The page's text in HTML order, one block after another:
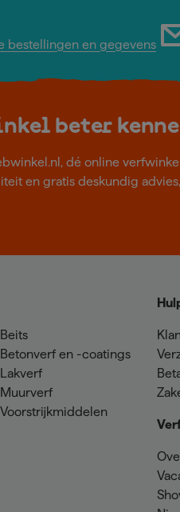
bestellingen en gegevens
beter
dé online
en gratis deskundig
Beits
Betonverf en -coatings
Lakverf
Muurverf
Voorstrijkmiddelen